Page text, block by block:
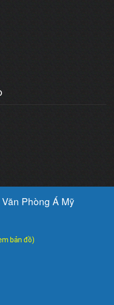
Phòng Á Mỹ
bản đồ)